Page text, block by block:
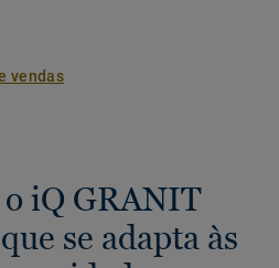
vendas
iQ GRANIT
se adapta às